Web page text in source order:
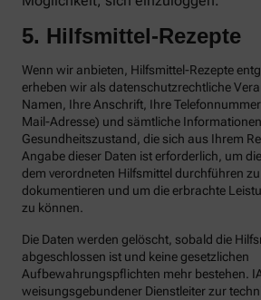
5. Hilfsmittel-Rezepte
Wenn wir anbieten, Hilfsmittel-Rezepte
erheben wir als datenschutzrechtliche
Namen, Ihre Anschrift, Ihre
Mail-Adresse) und sämtliche
Gesundheitszustand, die sich aus Ihrem
Angabe dieser Daten ist erforderlich, um
dem verordneten Hilfsmittel durchführen
dokumentieren und um die erbrachte
zu können.
Die Daten werden gelöscht, sobald die
abgeschlossen ist und keine gesetzlichen
Aufbewahrungspflichten mehr bestehen.
weisungsgebundener Dienstleiter zur